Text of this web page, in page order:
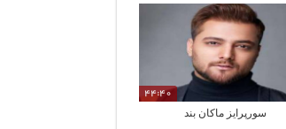
44:40
سورپرایز ماکان بند